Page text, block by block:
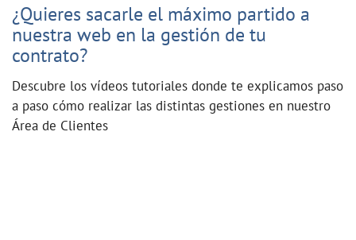
¿Quieres sacarle el máximo partido a
nuestra web en la gestión de tu
contrato?
Descubre los vídeos tutoriales donde te explicamos paso
a paso cómo realizar las distintas gestiones en nuestro
Área de Clientes